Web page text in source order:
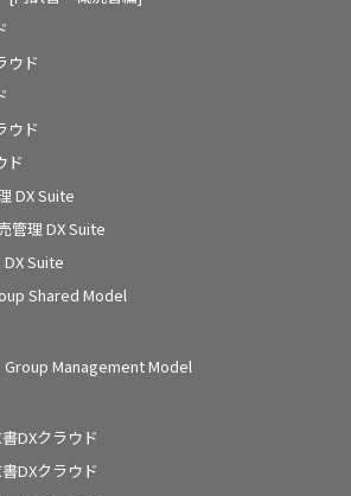
ウド
ウド
ド
DX Suite
管理 DX Suite
Suite
Shared Model
Group Management Model
DXクラウド
DXクラウド